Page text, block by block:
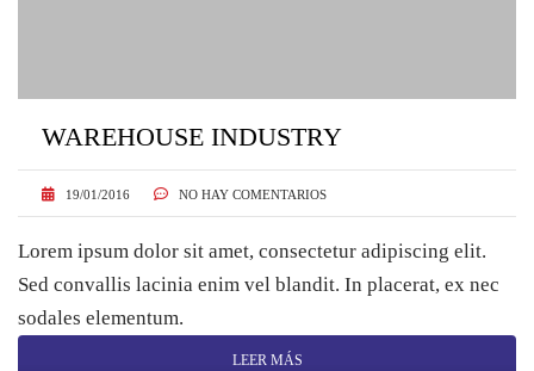
WAREHOUSE INDUSTRY
19/01/2016 NO HAY COMENTARIOS
Lorem ipsum dolor sit amet, consectetur adipiscing elit.
Sed convallis lacinia enim vel blandit. In placerat, ex nec
sodales elementum.
LEER MÁS